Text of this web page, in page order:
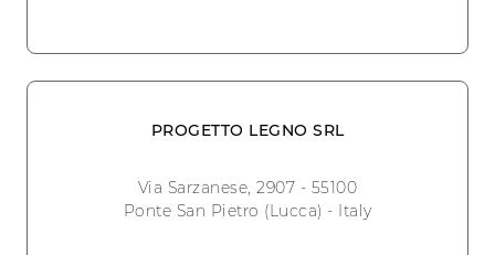
PROGETTO LEGNO SRL
Via Sarzanese, 2907 - 55100
Ponte San Pietro (Lucca) - Italy